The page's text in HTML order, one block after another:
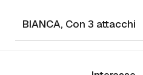
BIANCA, Con 3 attacchi